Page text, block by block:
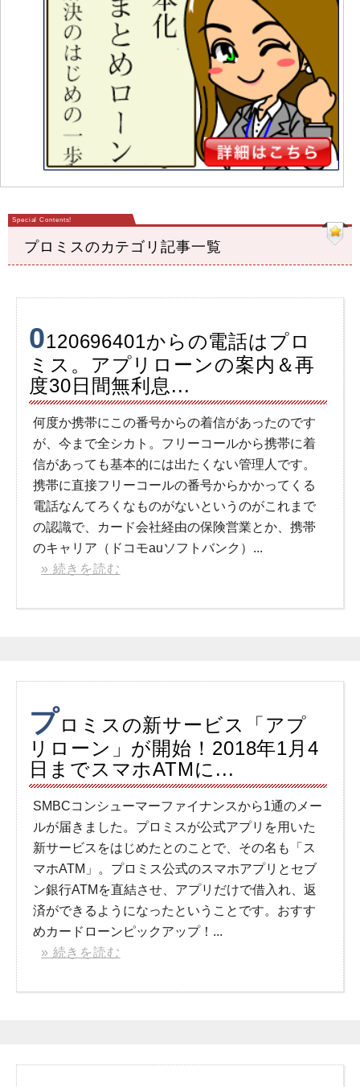
プロミスのカテゴリ記事一覧
0120696401からの電話はプロ
ミス。アプリローンの案内＆再
度30日間無利息...
何度か携帯にこの番号からの着信があったのです
が、今まで全シカト。フリーコールから携帯に着
信があっても基本的には出たくない管理人です。
携帯に直接フリーコールの番号からかかってくる
電話なんてろくなものがないというのがこれまで
の認識で、カード会社経由の保険営業とか、携帯
のキャリア（ドコモauソフトバンク）...
» 続きを読む
プロミスの新サービス「アプ
リローン」が開始！2018年1月4
日までスマホATMに...
SMBCコンシューマーファイナンスから1通のメー
ルが届きました。プロミスが公式アプリを用いた
新サービスをはじめたとのことで、その名も「ス
マホATM」。プロミス公式のスマホアプリとセブ
ン銀行ATMを直結させ、アプリだけで借入れ、返
済ができるようになったということです。おすす
めカードローンピックアップ！...
» 続きを読む